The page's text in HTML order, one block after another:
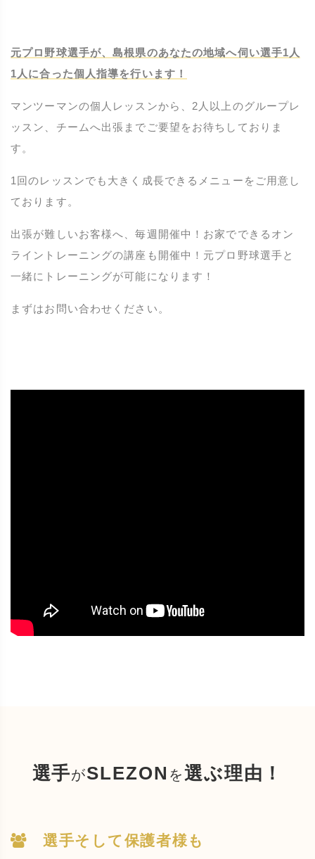
元プロ野球選手が、島根県のあなたの地域へ伺い選手1人
1人に合った個人指導を行います！
マンツーマンの個人レッスンから、2人以上のグループレ
ッスン、チームへ出張までご要望をお待ちしておりま
す。
1回のレッスンでも大きく成長できるメニューをご用意し
ております。
出張が難しいお客様へ、毎週開催中！お家でできるオン
ライントレーニングの講座も開催中！元プロ野球選手と
一緒にトレーニングが可能になります！
まずはお問い合わせください。
選手がSLEZON を選ぶ理由！
選手そして保護者様も